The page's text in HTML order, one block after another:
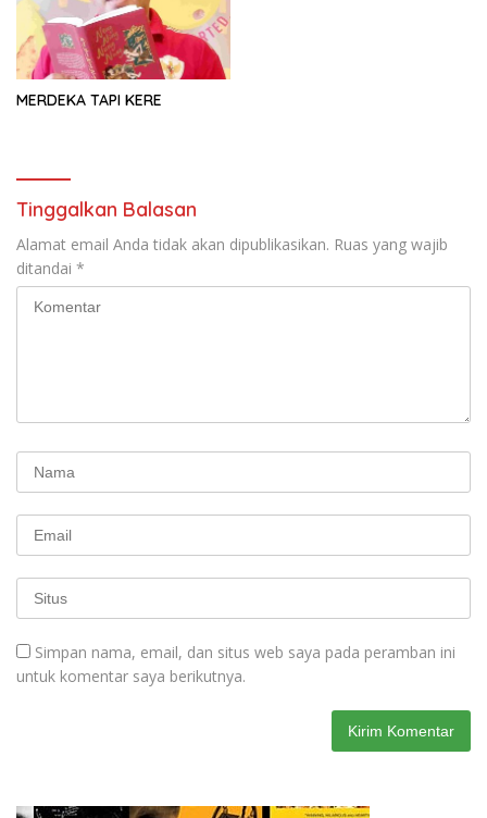
MERDEKA TAPI KERE
Tinggalkan Balasan
Alamat email Anda tidak akan dipublikasikan. Ruas yang wajib
ditandai *
Simpan nama, email, dan situs web saya pada peramban ini
untuk komentar saya berikutnya.